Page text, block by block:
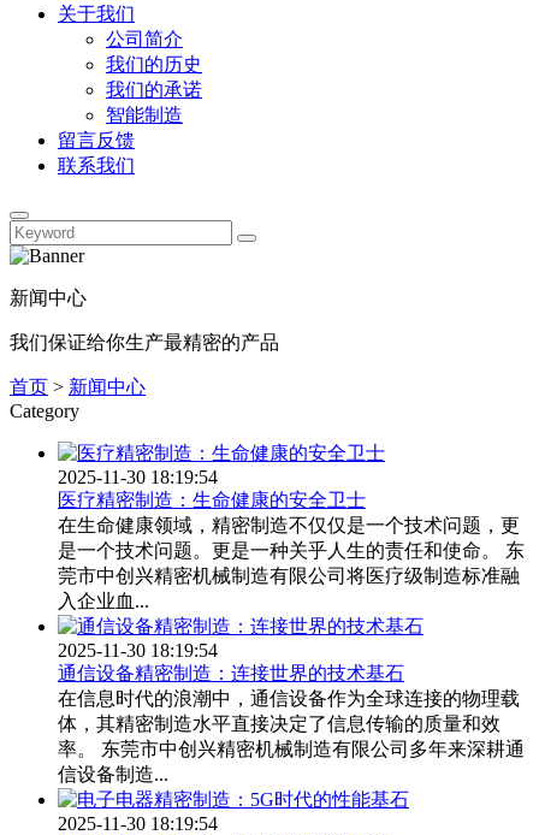
关于我们
公司简介
我们的历史
我们的承诺
智能制造
留言反馈
联系我们
新闻中心
我们保证给你生产最精密的产品
首页 > 新闻中心
Category
2025-11-30 18:19:54
医疗精密制造：生命健康的安全卫士
在生命健康领域，精密制造不仅仅是一个技术问题，更
是一个技术问题。更是一种关乎人生的责任和使命。 东
莞市中创兴精密机械制造有限公司将医疗级制造标准融
入企业血...
2025-11-30 18:19:54
通信设备精密制造：连接世界的技术基石
在信息时代的浪潮中，通信设备作为全球连接的物理载
体，其精密制造水平直接决定了信息传输的质量和效
率。 东莞市中创兴精密机械制造有限公司多年来深耕通
信设备制造...
2025-11-30 18:19:54